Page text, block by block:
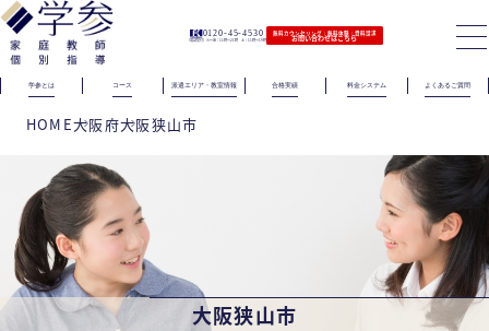
0120-45-4530
（電話受付）火〜金｜11時〜21時 土｜11時〜19時
無料カウンセリング｜無料体験｜資料請求
お問い合わせはこちら
学参とは コース 派遣エリア・教室情報 合格実績 料金システム よくあるご質問
HOME大阪府大阪狭山市
大阪狭山市